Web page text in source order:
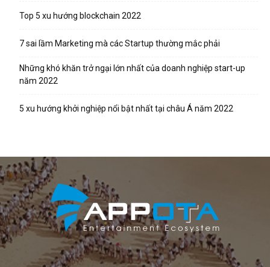
Top 5 xu hướng blockchain 2022
7 sai lầm Marketing mà các Startup thường mắc phải
Những khó khăn trở ngại lớn nhất của doanh nghiệp start-up
năm 2022
5 xu hướng khởi nghiệp nổi bật nhất tại châu Á năm 2022